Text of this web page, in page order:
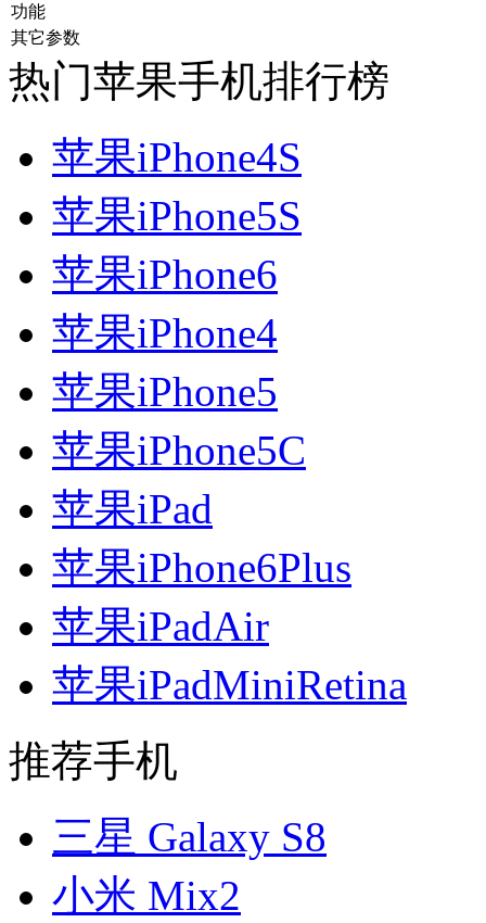
功能
其它参数
热门苹果手机排行榜
苹果iPhone4S
苹果iPhone5S
苹果iPhone6
苹果iPhone4
苹果iPhone5
苹果iPhone5C
苹果iPad
苹果iPhone6Plus
苹果iPadAir
苹果iPadMiniRetina
推荐手机
三星 Galaxy S8
小米 Mix2